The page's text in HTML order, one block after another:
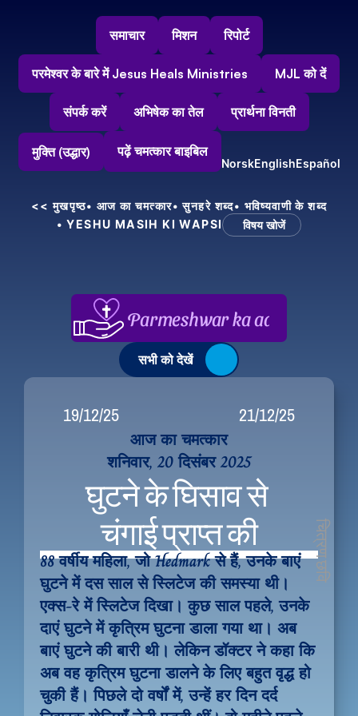
समाचार मिशन रिपोर्ट
परमेश्वर के बारे में Jesus Heals Ministries MJL को दें
संपर्क करें अभिषेक का तेल प्रार्थना विनती
मुक्ति (उद्धार) पढ़ें चमत्कार बाइबिल
NorskEnglishEspañol
<< मुखपृष्ठ• आज का चमत्कार• सुनहरे शब्द• भविष्यवाणी के शब्द
• YESHU MASIH KI WAPSI
विषय खोजें
19/12/25 21/12/25
आज का चमत्कार
शनिवार, 20 दिसंबर 2025
घुटने के घिसाव से
चंगाई प्राप्त की
चित्रण छवि
88 वर्षीय महिला, जो Hedmark से हैं, उनके बाएं
घुटने में दस साल से स्लिटेज की समस्या थी।
एक्स-रे में स्लिटेज दिखा। कुछ साल पहले, उनके
दाएं घुटने में कृत्रिम घुटना डाला गया था। अब
बाएं घुटने की बारी थी। लेकिन डॉक्टर ने कहा कि
अब वह कृत्रिम घुटना डालने के लिए बहुत वृद्ध हो
चुकी हैं। पिछले दो वर्षों में, उन्हें हर दिन दर्द
Parmeshwar ka aabhar,
सभी को देखें